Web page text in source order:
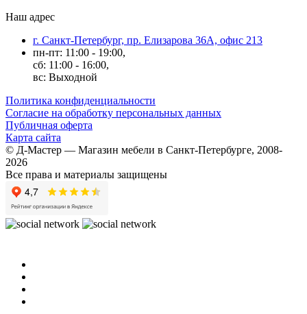
Наш адрес
г. Санкт-Петербург, пр. Елизарова 36А, офис 213
пн-пт: 11:00 - 19:00,
сб: 11:00 - 16:00,
вс: Выходной
Политика конфиденциальности
Согласие на обработку персональных данных
Публичная оферта
Карта сайта
© Д-Мастер — Магазин мебели в Санкт-Петербурге, 2008-
2026
Все права и материалы защищены